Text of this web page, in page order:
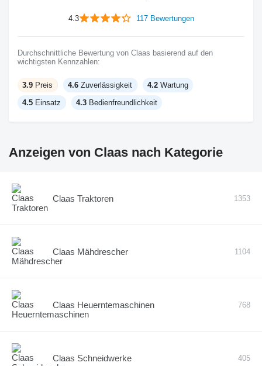
4.3 117 Bewertungen
Durchschnittliche Bewertung von Claas basierend auf den
wichtigsten Kennzahlen:
3.9 Preis 4.6 Zuverlässigkeit 4.2 Wartung
4.5 Einsatz 4.3 Bedienfreundlichkeit
Anzeigen von Claas nach Kategorie
Claas Traktoren 1353
Claas Mähdrescher 1104
Claas Heuerntemaschinen 768
Claas Schneidwerke 405